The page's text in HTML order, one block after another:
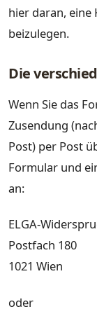
hier daran, eine
beizulegen.
Die
Wenn Sie das
Zusendung
Post) per Post
Formular und
an:
ELGA-
Postfach 180
1021 Wien
oder